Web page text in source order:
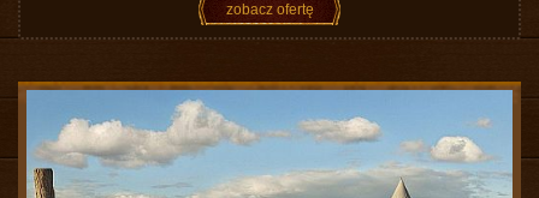
zobacz ofertę